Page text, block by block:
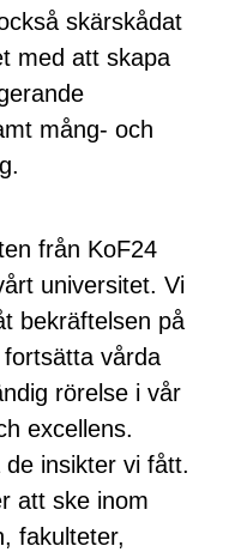
skärskådat
med att skapa
mång- och
från KoF24
universitet. Vi
bekräftelsen på
vårda
rörelse i vår
excellens.
insikter vi fått.
att ske inom
fakulteter,